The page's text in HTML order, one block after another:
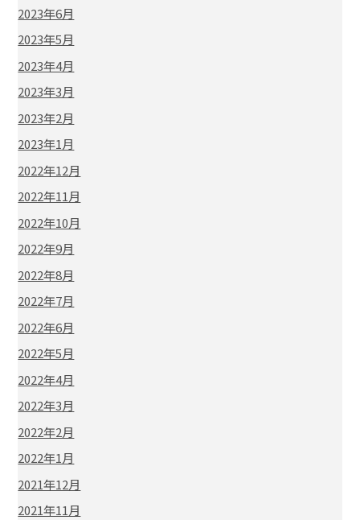
2023年6月
2023年5月
2023年4月
2023年3月
2023年2月
2023年1月
2022年12月
2022年11月
2022年10月
2022年9月
2022年8月
2022年7月
2022年6月
2022年5月
2022年4月
2022年3月
2022年2月
2022年1月
2021年12月
2021年11月